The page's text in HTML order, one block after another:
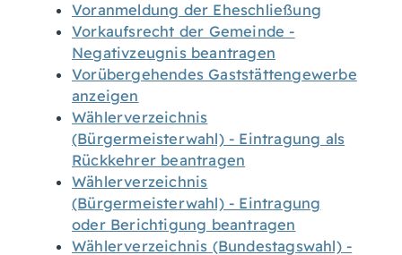
Voranmeldung der Eheschließung
Vorkaufsrecht der Gemeinde -
Negativzeugnis beantragen
Vorübergehendes Gaststättengewerbe
anzeigen
Wählerverzeichnis
(Bürgermeisterwahl) - Eintragung als
Rückkehrer beantragen
Wählerverzeichnis
(Bürgermeisterwahl) - Eintragung
oder Berichtigung beantragen
Wählerverzeichnis (Bundestagswahl) -